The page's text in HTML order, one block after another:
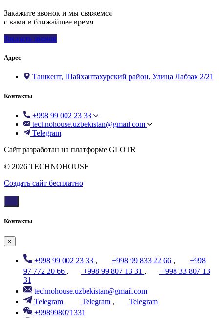
Закажите звонок и мы свяжемся
с вами в ближайшее время
Заказать звонок
Адрес
Ташкент, Шайхантахурский район, Улица Лабзак 2/21
Контакты
+998 99 002 23 33
technohouse.uzbekistan@gmail.com
Telegram
Сайт разработан на платформе GLOTR
© 2026 TECHNOHOUSE
Создать cайт бесплатно
Контакты
×
+998 99 002 23 33 , +998 99 833 22 66 ,
+998
97 772 20 66 , +998 99 807 13 31 ,
+998 33 807 13
31
technohouse.uzbekistan@gmail.com
Telegram , Telegram ,
Telegram
+998998071331